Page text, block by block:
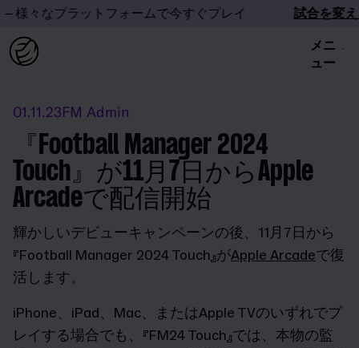
々なプラットフォームで今すぐプレイ
試合を変えろ
メニ
ュー
01.11.23FM Admin
『Football Manager 2024
Touch』が11月7日からApple
Arcadeで配信開始
輝かしいデビューキャンペーンの後、11月7日から
『Football Manager 2024 Touch』がApple Arcadeで復
活します。
iPhone、iPad、Mac、またはApple TVのいずれでプ
レイする場合でも、『FM24 Touch』では、本物の監